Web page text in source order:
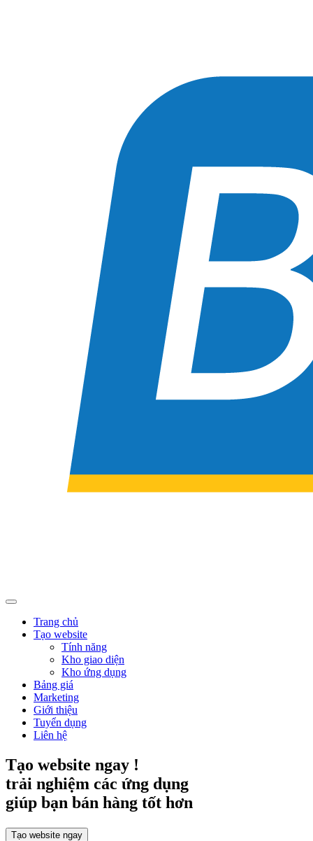
Trang chủ
Tạo website
Tính năng
Kho giao diện
Kho ứng dụng
Bảng giá
Marketing
Giới thiệu
Tuyển dụng
Liên hệ
Tạo website ngay !
trải nghiệm các ứng dụng
giúp bạn bán hàng tốt hơn
Tạo website ngay